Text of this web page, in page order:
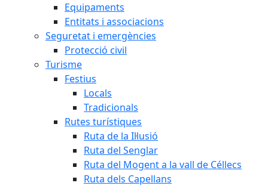
Equipaments
Entitats i associacions
Seguretat i emergències
Protecció civil
Turisme
Festius
Locals
Tradicionals
Rutes turístiques
Ruta de la Il·lusió
Ruta del Senglar
Ruta del Mogent a la vall de Céllecs
Ruta dels Capellans